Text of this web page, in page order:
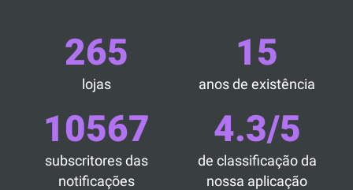
265
lojas
15
anos de existência
10567
subscritores das
notificações
4.3/5
de classificação da
nossa aplicação